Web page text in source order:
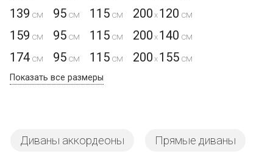
139 95 115 200 x 120
159
95 115 200 x 140
174
95 115 200 x 155
Показать все размеры
Диваны аккордеоны Прямые диваны